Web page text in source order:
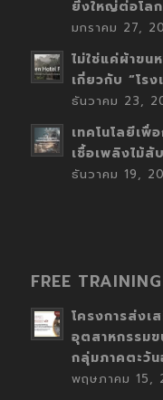
ยิ่งใหญ่ต่อโลก
มกราคม 27,
ไม่ใช่แค่ผ้าขน
เกี่ยวกับ “โร
ธันวาคม 23,
เทคโนโลยีเพื่
เชื้อเพลิงไม้สับ
ธันวาคม 19,
FREE
โครงการส่งเ
อุตสาหกรรมข
กลุ่มภาคตะวั
พฤษภาคม 15,